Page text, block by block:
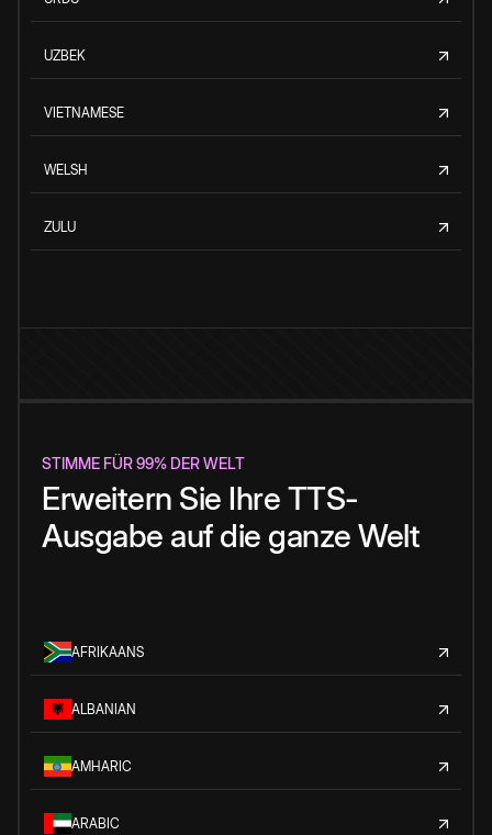
UZBEK
VIETNAMESE
WELSH
ZULU
STIMME FÜR 99% DER WELT
Erweitern Sie Ihre TTS-
Ausgabe auf die ganze Welt
AFRIKAANS
ALBANIAN
AMHARIC
ARABIC